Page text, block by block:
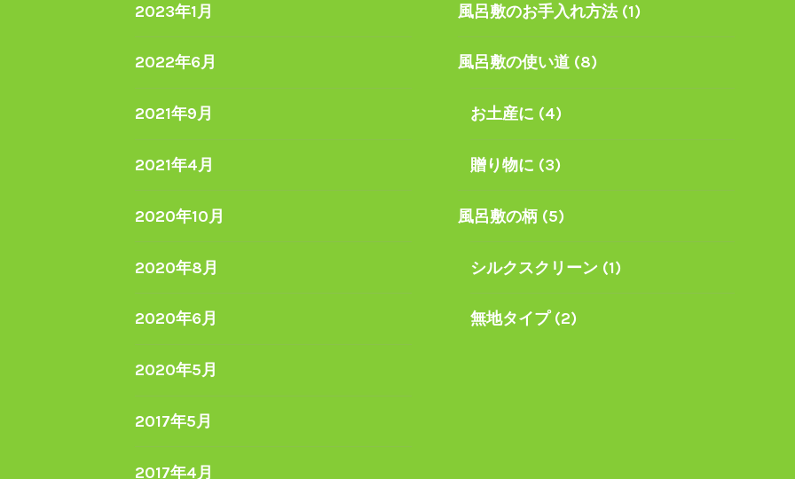
2023年1月
2022年6月
2021年9月
2021年4月
2020年10月
2020年8月
2020年6月
2020年5月
2017年5月
2017年4月
風呂敷のお手入れ方法(1)
風呂敷の使い道 (8)
お土産に (4)
贈り物に (3)
風呂敷の柄 (5)
シルクスクリーン (1)
無地タイプ(2)